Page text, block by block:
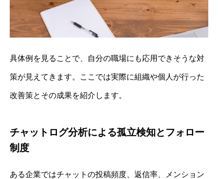
具体例を見ることで、自分の職場にも応用できそうな対
策が見えてきます。ここでは実際に組織や個人が行った
改善策とその成果を紹介します。
チャットログ分析による孤立検知とフォロー
制度
ある企業ではチャットの投稿頻度、返信率、メンション